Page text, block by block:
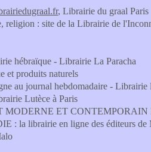
, Librairie du graal Paris
religion : site de la Librairie de
hébraïque - Librairie La Paracha
et produits naturels
au journal hebdomadaire -
Lutèce à Paris
ET CONTEMPORAIN
: la librairie en ligne des éditeurs de